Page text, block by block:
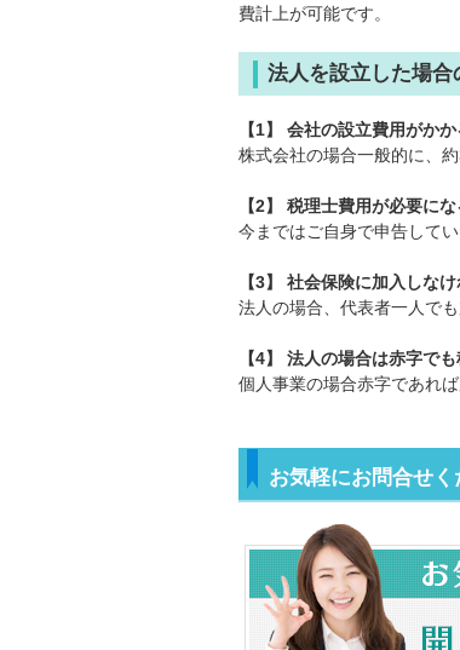
費計上が可能です。
法人を設立した場合
【1】 会社の設立費用がかか
株式会社の場合一般的に、
【2】 税理士費用が必要にな
今まではご自身で申告して
【3】 社会保険に加入しな
法人の場合、代表者一人で
【4】 法人の場合は赤字で
個人事業の場合赤字であれ
お気軽にお問合せく